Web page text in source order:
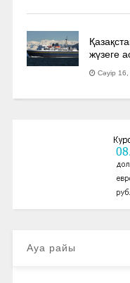
жүзеге
Сәуір
Ауа райы